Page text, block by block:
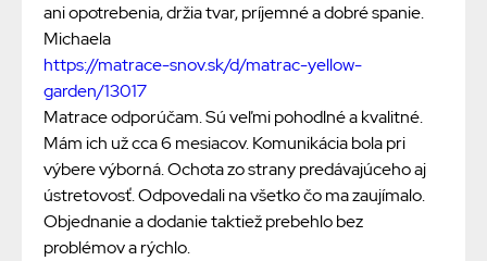
ani opotrebenia, držia tvar, príjemné a dobré spanie.
Michaela
https://matrace-snov.sk/d/matrac-yellow-
garden/13017
Matrace odporúčam. Sú veľmi pohodlné a kvalitné.
Mám ich už cca 6 mesiacov. Komunikácia bola pri
výbere výborná. Ochota zo strany predávajúceho aj
ústretovosť. Odpovedali na všetko čo ma zaujímalo.
Objednanie a dodanie taktiež prebehlo bez
problémov a rýchlo.